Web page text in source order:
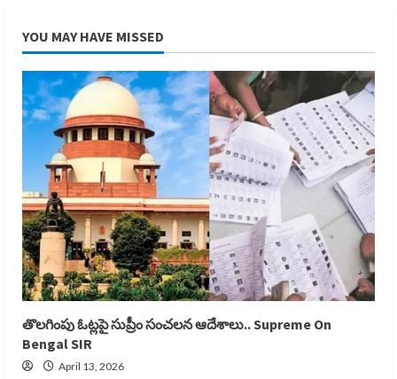
YOU MAY HAVE MISSED
తొలగింపు ఓట్లపై సుప్రీం సంచలన ఆదేశాలు.. Supreme On
Bengal SIR
April 13, 2026